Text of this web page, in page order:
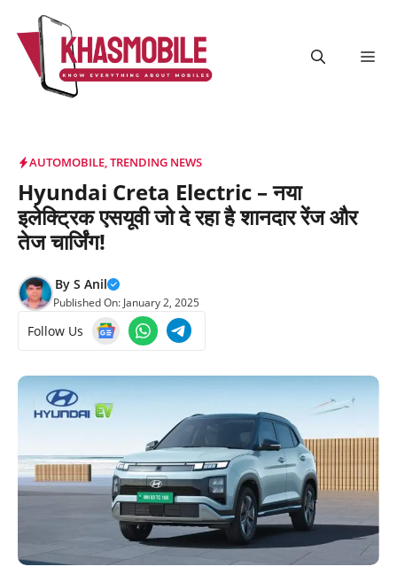
content
AUTOMOBILE,TRENDING NEWS
Hyundai Creta Electric – नया
इलेक्ट्रिक एसयूवी जो दे रहा है शानदार रेंज और
तेज चार्जिंग!
By S Anil
Published On: January 2, 2025
Follow Us